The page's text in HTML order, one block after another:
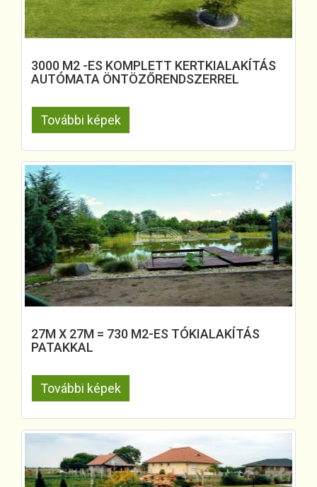
3000 M2 -ES KOMPLETT KERTKIALAKÍTÁS
AUTÓMATA ÖNTÖZŐRENDSZERREL
További képek
27M X 27M = 730 M2-ES TÓKIALAKÍTÁS
PATAKKAL
További képek